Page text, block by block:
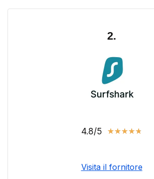
2.
4.8/5 ★★★★★
Visita il fornitore